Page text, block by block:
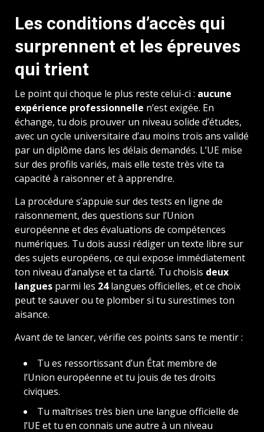
Les conditions d’accès qui
surprennent et les épreuves
qui trient
Le point qui choque le plus reste celui-ci : aucune
expérience professionnelle n’est exigée. En
échange, tu dois prouver un niveau solide d’études,
avec un cycle universitaire d’au moins trois ans validé
par un diplôme dans les délais demandés. L’UE mise
sur des profils variés, mais elle teste très vite ta
capacité à raisonner et à apprendre.
La procédure s’appuie sur des tests en ligne de
raisonnement, des questions sur l’Union
européenne et des évaluations de compétences
numériques. Tu dois aussi rédiger un texte libre sur
des sujets européens, ce qui expose immédiatement
ton niveau d’analyse et ta clarté. Tu choisis deux
langues parmi les 24langues officielles, et ce choix
peut te sauver ou te plomber si tu surestimes ton
aisance.
Avant de te lancer, vérifie ces points sans te mentir :
Tu es ressortissant d’un État membre de
l’Union européenne et tu jouis de tes droits
civiques.
Tu maîtrises très bien une langue officielle de
l’UE et tu en connais une autre à un niveau